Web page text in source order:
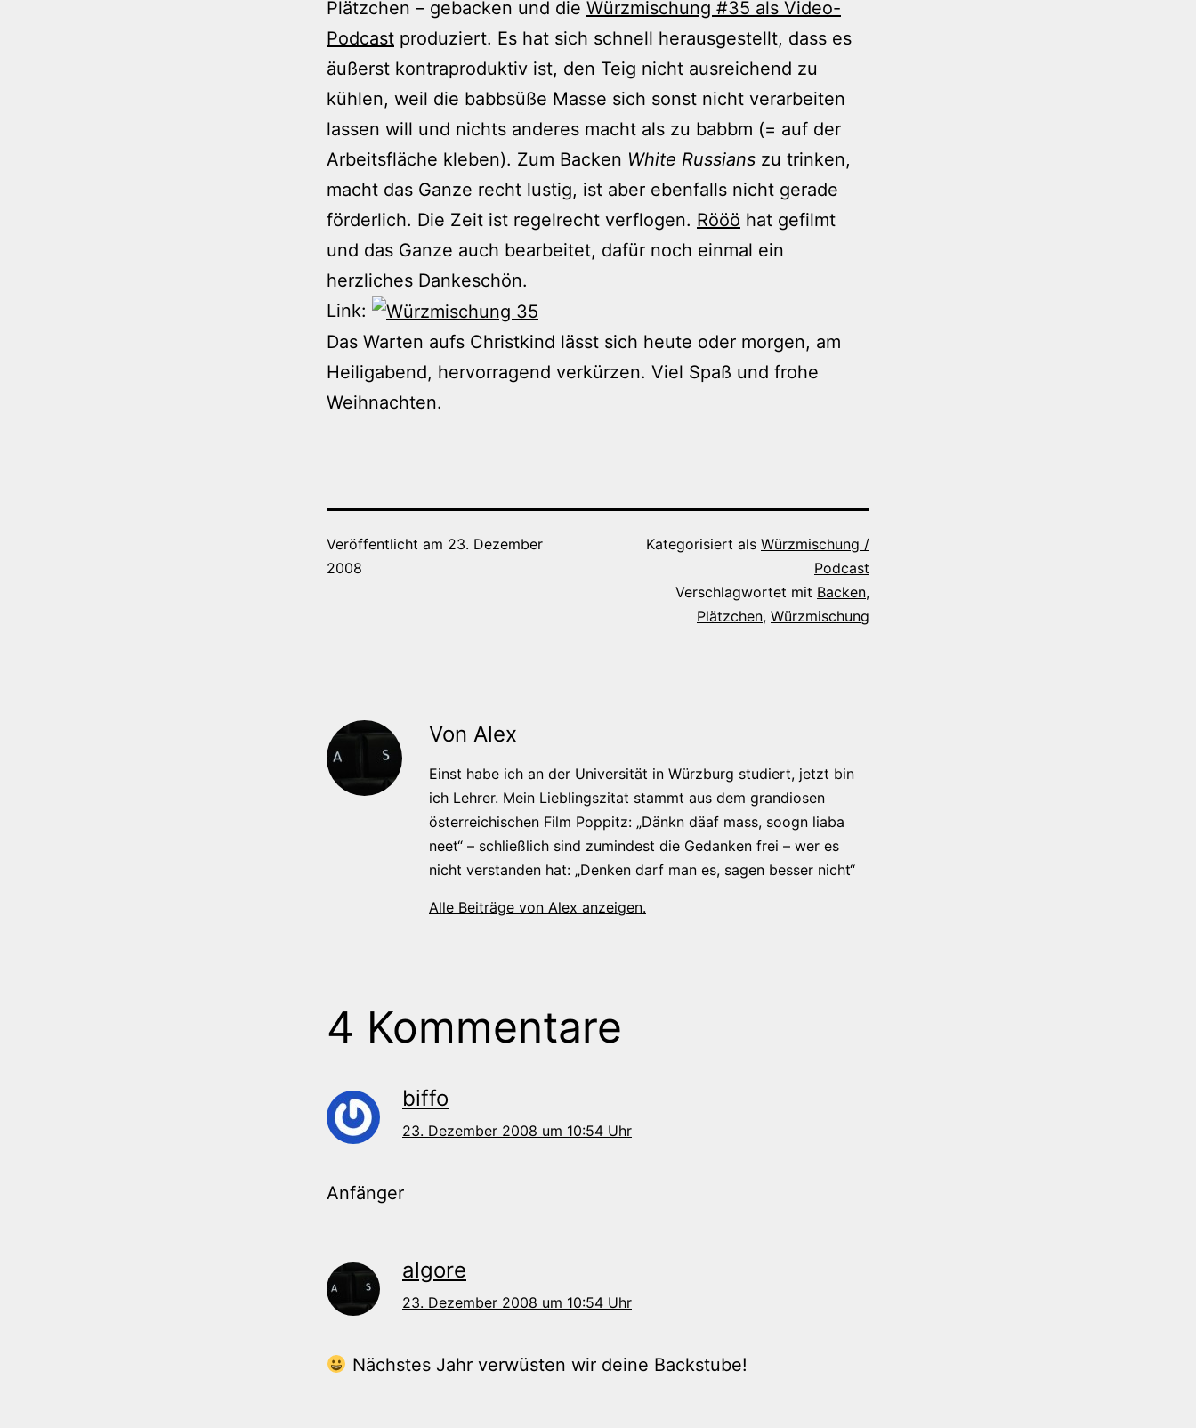
Plätzchen – gebacken und die Würzmischung #35 als Video-
Podcast produziert. Es hat sich schnell herausgestellt, dass es
äußerst kontraproduktiv ist, den Teig nicht ausreichend zu
kühlen, weil die babbsüße Masse sich sonst nicht verarbeiten
lassen will und nichts anderes macht als zu babbm (= auf der
Arbeitsfläche kleben). Zum Backen White Russians zu trinken,
macht das Ganze recht lustig, ist aber ebenfalls nicht gerade
förderlich. Die Zeit ist regelrecht verflogen. Rööö hat gefilmt
und das Ganze auch bearbeitet, dafür noch einmal ein
herzliches Dankeschön.
Link:
Das Warten aufs Christkind lässt sich heute oder morgen, am
Heiligabend, hervorragend verkürzen. Viel Spaß und frohe
Weihnachten.
Veröffentlicht am 23. Dezember
2008
Kategorisiert als Würzmischung /
Podcast
Verschlagwortet mit Backen,
Plätzchen, Würzmischung
Von Alex
Einst habe ich an der Universität in Würzburg studiert, jetzt bin
ich Lehrer. Mein Lieblingszitat stammt aus dem grandiosen
österreichischen Film Poppitz: „Dänkn däaf mass, soogn liaba
neet“ – schließlich sind zumindest die Gedanken frei – wer es
nicht verstanden hat: „Denken darf man es, sagen besser nicht“
Alle Beiträge von Alex anzeigen.
4 Kommentare
biffo
23. Dezember 2008 um 10:54 Uhr
Anfänger
algore
23. Dezember 2008 um 10:54 Uhr
Nächstes Jahr verwüsten wir deine Backstube!